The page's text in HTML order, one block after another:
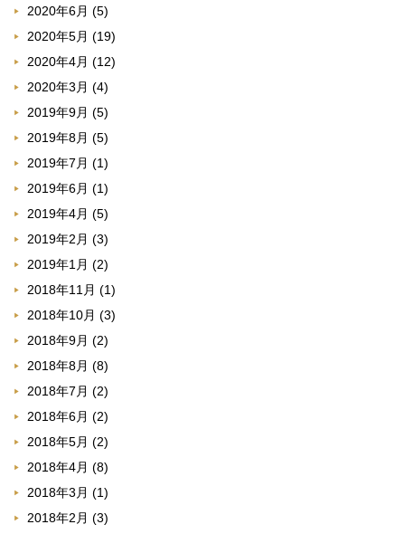
2020年6月 (5)
2020年5月 (19)
2020年4月 (12)
2020年3月 (4)
2019年9月 (5)
2019年8月 (5)
2019年7月 (1)
2019年6月 (1)
2019年4月 (5)
2019年2月 (3)
2019年1月 (2)
2018年11月 (1)
2018年10月 (3)
2018年9月 (2)
2018年8月 (8)
2018年7月 (2)
2018年6月 (2)
2018年5月 (2)
2018年4月 (8)
2018年3月 (1)
2018年2月 (3)